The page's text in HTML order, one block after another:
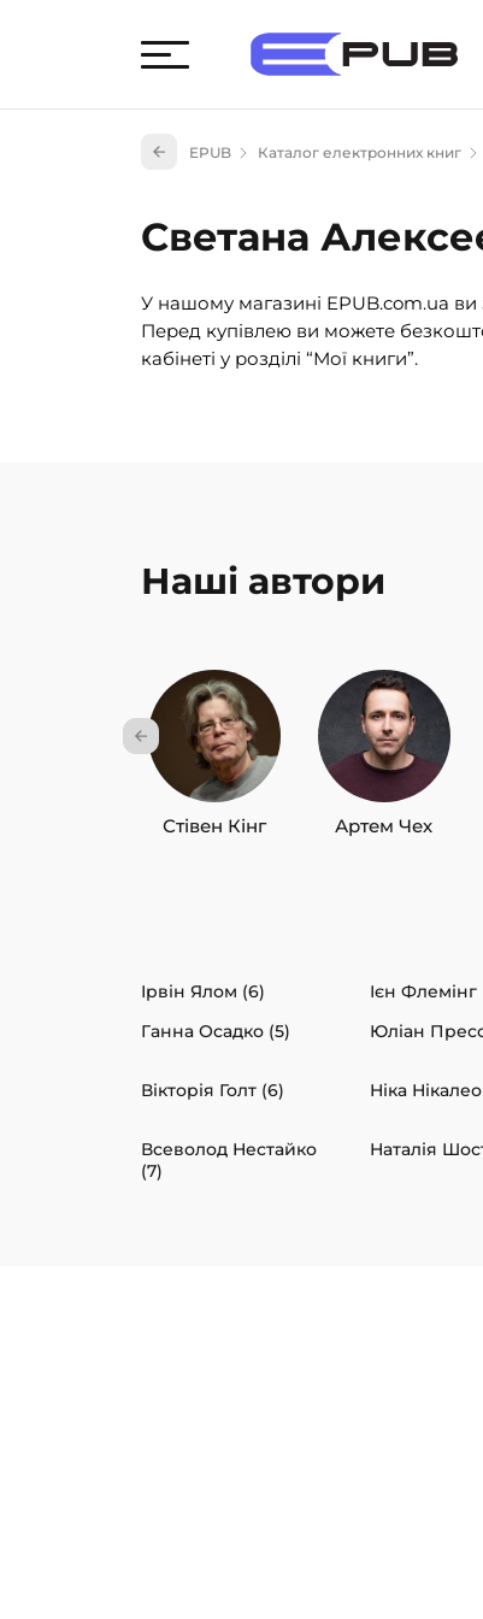
EPUB Каталог електронних книг
Светана
У нашому магазині EPUB.com.ua ви
Перед купівлею ви можете
кабінеті у розділі “Мої книги”.
Наші автори
Стівен Кінг Артем Чех
Ірвін Ялом (6) Ієн Флемінг
Ганна Осадко (5)
Юліан
Вікторія Голт (6) Ніка
Всеволод Нестайко
(7)
Наталія